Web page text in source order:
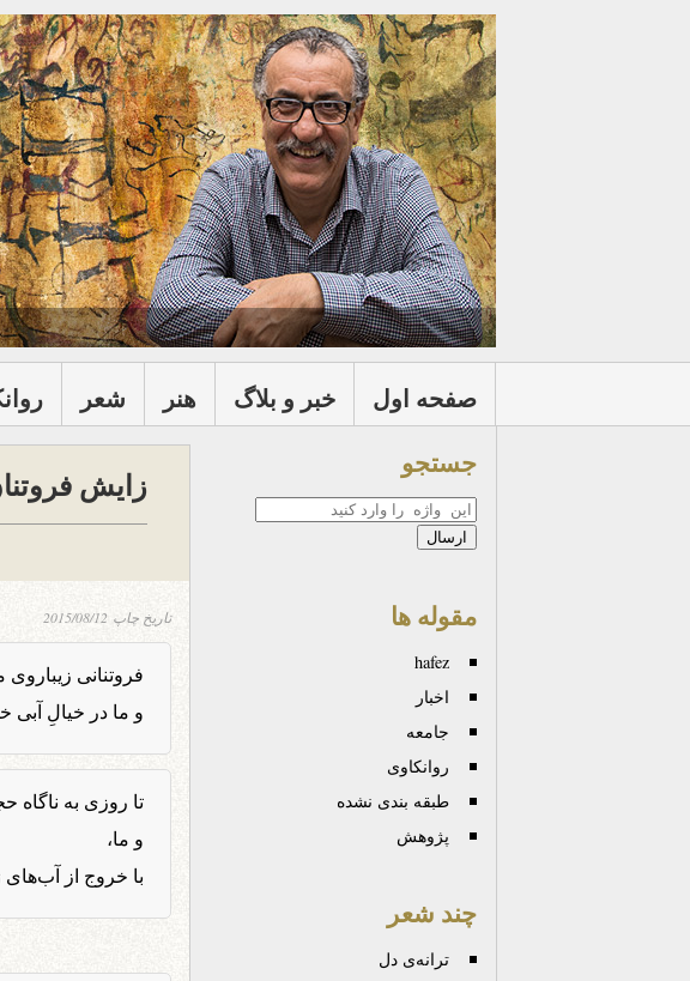
شعر هنر خبر و بلاگ صفحه اول
زایش
تاریخ چاپ 2015/08/12
فروتنانی زیباروی
و ما در خیالِ
تا روزی به ناگاه
و ما،
با خروج از
جستجو
جستجو
مقوله ها
hafez
اخبار
جامعه
روانكاوی
طبقه بندی نشده
پژوهش
چند شعر
ترانه‌ی دل